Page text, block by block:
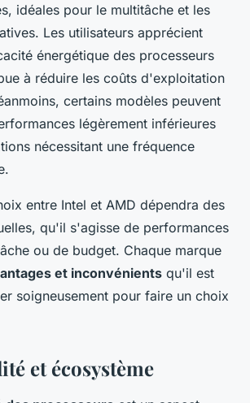
idéales pour le multitâche et les
Les utilisateurs apprécient
énergétique des processeurs
à réduire les coûts d'exploitation
certains modèles peuvent
légèrement inférieures
nécessitant une fréquence
entre Intel et AMD dépendra des
qu'il s'agisse de performances
ou de budget. Chaque marque
et inconvénients qu'il est
soigneusement pour faire un choix
et écosystème